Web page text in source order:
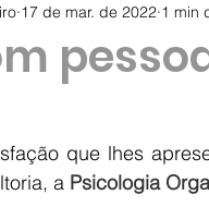
17 de mar. de 2022 1 min
que lhes
a Psicologia